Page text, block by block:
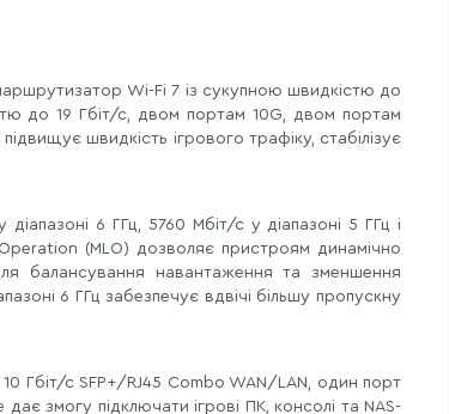
Wi-Fi 7 із сукупною швидкістю до
до 19 Гбіт/с, двом портам 10G, двом портам
швидкість ігрового трафіку, стабілізує
6 ГГц, 5760 Мбіт/с у діапазоні 5 ГГц і
(MLO) дозволяє пристроям динамічно
балансування навантаження та зменшення
6 ГГц забезпечує вдвічі більшу пропускну
Гбіт/с SFP+/RJ45 Combo WAN/LAN, один порт
змогу підключати ігрові ПК, консолі та NAS-